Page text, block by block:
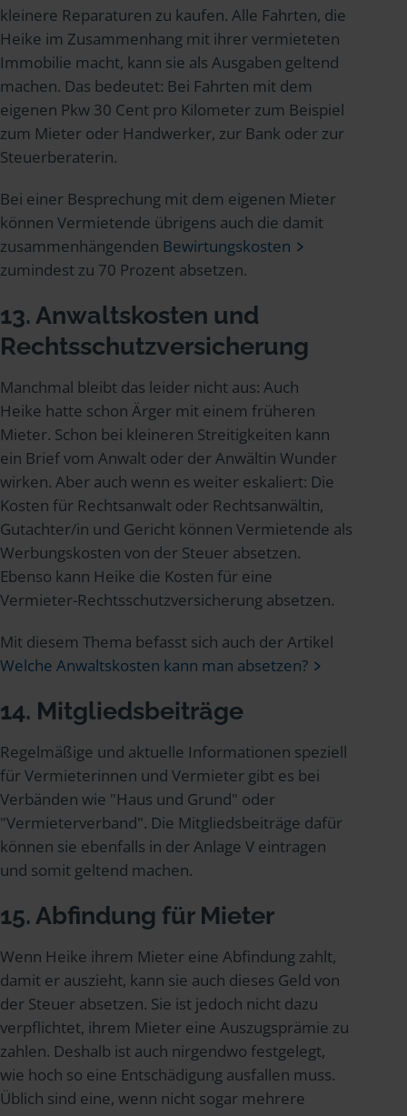
kleinere Reparaturen zu kaufen. Alle Fahrten, die
Heike im Zusammenhang mit ihrer vermieteten
Immobilie macht, kann sie als Ausgaben geltend
machen. Das bedeutet: Bei Fahrten mit dem
eigenen Pkw 30 Cent pro Kilometer zum Beispiel
zum Mieter oder Handwerker, zur Bank oder zur
Steuerberaterin.
Bei einer Besprechung mit dem eigenen Mieter
können Vermietende übrigens auch die damit
zusammenhängenden Bewirtungskosten
zumindest zu 70 Prozent absetzen.
13. Anwaltskosten und
Rechtsschutzversicherung
Manchmal bleibt das leider nicht aus: Auch
Heike hatte schon Ärger mit einem früheren
Mieter. Schon bei kleineren Streitigkeiten kann
ein Brief vom Anwalt oder der Anwältin Wunder
wirken. Aber auch wenn es weiter eskaliert: Die
Kosten für Rechtsanwalt oder Rechtsanwältin,
Gutachter/in und Gericht können Vermietende als
Werbungskosten von der Steuer absetzen.
Ebenso kann Heike die Kosten für eine
Vermieter-Rechtsschutzversicherung absetzen.
Mit diesem Thema befasst sich auch der Artikel
Welche Anwaltskosten kann man absetzen?
14. Mitgliedsbeiträge
Regelmäßige und aktuelle Informationen speziell
für Vermieterinnen und Vermieter gibt es bei
Verbänden wie "Haus und Grund" oder
"Vermieterverband". Die Mitgliedsbeiträge dafür
können sie ebenfalls in der Anlage V eintragen
und somit geltend machen.
15. Abfindung für Mieter
Wenn Heike ihrem Mieter eine Abfindung zahlt,
damit er auszieht, kann sie auch dieses Geld von
der Steuer absetzen. Sie ist jedoch nicht dazu
verpflichtet, ihrem Mieter eine Auszugsprämie zu
zahlen. Deshalb ist auch nirgendwo festgelegt,
wie hoch so eine Entschädigung ausfallen muss.
Üblich sind eine, wenn nicht sogar mehrere